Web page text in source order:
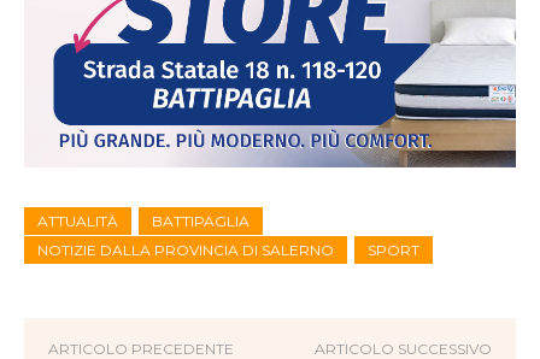
ATTUALITÀ
BATTIPAGLIA
NOTIZIE DALLA PROVINCIA DI SALERNO
SPORT
ARTICOLO PRECEDENTE ARTICOLO SUCCESSIVO